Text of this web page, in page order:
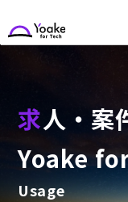
求人・案件紹介サービス
Yoake
Usage